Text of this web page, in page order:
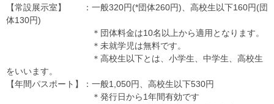
【常設展示室】 ：一般320円(*団体260円)、高校生以下160円(団
体130円)
＊団体料金は10名以上から適用となります。
＊未就学児は無料です。
＊高校生以下とは、小学生、中学生、高校生
をいいます。
【年間パスポート】：一般1,050円、高校生以下530円
＊発行日から1年間有効です